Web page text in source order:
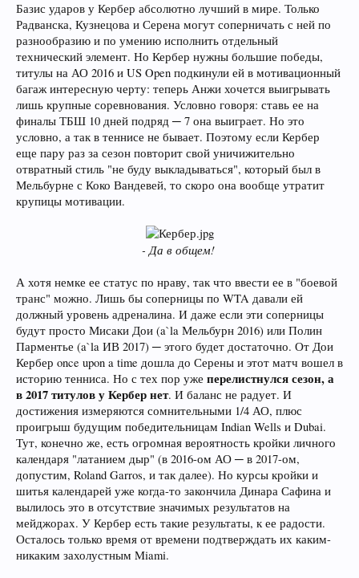
Базис ударов у Кербер абсолютно лучший в мире. Только
Радванска, Кузнецова и Серена могут соперничать с ней по
разнообразию и по умению исполнить отдельный
технический элемент. Но Кербер нужны большие победы,
титулы на АО 2016 и US Open подкинули ей в мотивационный
багаж интересную черту: теперь Анжи хочется выигрывать
лишь крупные соревнования. Условно говоря: ставь ее на
финалы ТБШ 10 дней подряд ─ 7 она выиграет. Но это
условно, а так в теннисе не бывает. Поэтому если Кербер
еще пару раз за сезон повторит свой уничижительно
отвратный стиль "не буду выкладываться", который был в
Мельбурне с Коко Вандевей, то скоро она вообще утратит
крупицы мотивации.
- Да в общем!
А хотя немке ее статус по нраву, так что ввести ее в "боевой
транс" можно. Лишь бы соперницы по WTA давали ей
должный уровень адреналина. И даже если эти соперницы
будут просто Мисаки Дои (a`la Мельбурн 2016) или Полин
Парментье (a`la ИВ 2017) ─ этого будет достаточно. От Дои
Кербер once upon a time дошла до Серены и этот матч вошел в
историю тенниса. Но с тех пор уже перелистнулся сезон, а
в 2017 титулов у Кербер нет. И баланс не радует. И
достижения измеряются сомнительными 1/4 АО, плюс
проигрыш будущим победительницам Indian Wells и Dubai.
Тут, конечно же, есть огромная вероятность кройки личного
календаря "латанием дыр" (в 2016-ом АО ─ в 2017-ом,
допустим, Roland Garros, и так далее). Но курсы кройки и
шитья календарей уже когда-то закончила Динара Сафина и
вылилось это в отсутствие значимых результатов на
мейджорах. У Кербер есть такие результаты, к ее радости.
Осталось только время от времени подтверждать их каким-
никаким захолустным Miami.